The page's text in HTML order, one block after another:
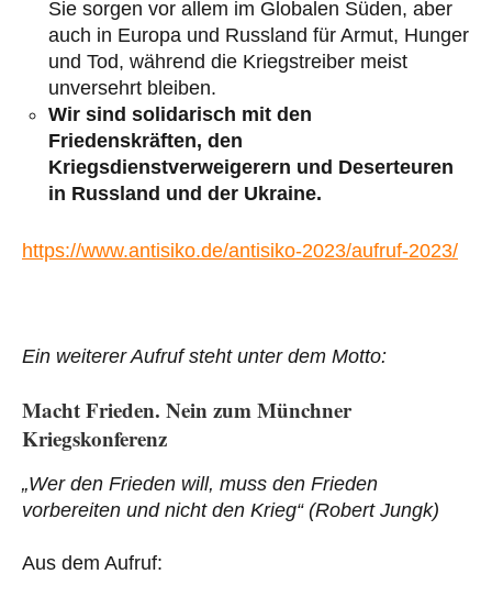
Sie sorgen vor allem im Globalen Süden, aber
auch in Europa und Russland für Armut, Hunger
und Tod, während die Kriegstreiber meist
unversehrt bleiben.
Wir sind solidarisch mit den
Friedenskräften, den
Kriegsdienstverweigerern und Deserteuren
in Russland und der Ukraine.
https://www.antisiko.de/antisiko-2023/aufruf-2023/
Ein weiterer Aufruf steht unter dem Motto:
Macht Frieden. Nein zum Münchner
Kriegskonferenz
„Wer den Frieden will, muss den Frieden
vorbereiten und nicht den Krieg“ (Robert Jungk)
Aus dem Aufruf: